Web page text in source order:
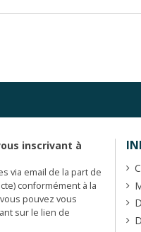
inscrivant à
via email de la part de
conformément à la
pouvez vous
sur le lien de